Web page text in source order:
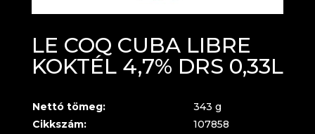
LE COQ CUBA LIBRE
KOKTÉL 4,7% DRS 0,33L
Nettó tömeg:
343 g
Cikkszám:
107858